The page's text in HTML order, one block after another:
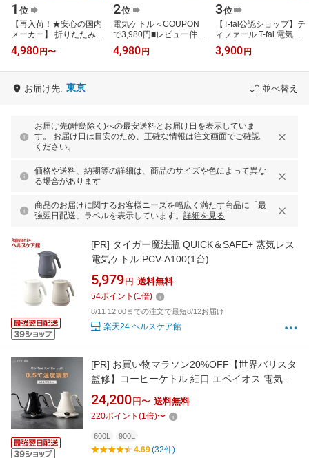
1 位
【再入荷！★安心の国内
メーカー】 折りたたみケ
トル 海外 対応 海外旅行
持ち運び ケトル タビケ
4,980 円〜
2位
電気ケトル＜COUPON
で3,980円■レビュー件数
2300件越えの爆売れ商
品！＞電気ケトル 1.0L 7
4,980 円
3位
【T-fal公認ショップ】テ
ィファール T-fal 電気ケ
トル ジャスティン ロッ
ク 1.2L KO5901JP
3,900 円
お届け先: 東京 並べ替え
お届け先(離島除く)への最安送料とお届け日を表示していま
す。 お届け日は目安のため、正確な情報は注文画面でご確認
ください。
価格や送料、納期等の詳細は、商品のサイズや色によって異な
る場合があります
商品のお届けに関するお客様ニーズを幅広く満たす商品に「最
強翌日配送」ラベルを表示しています。 詳細を見る
[PR] タイガー魔法瓶 QUICK＆SAFE+ 蒸気レス
電気ケトル PCV-A100(1台)
5,979 円 送料無料
54ポイント (1倍)
8/11 12:00までの注文で最短8/12お届け
楽天24 ヘルスケア館
[PR] お買い物マラソン20%OFF【世界バリスタ
監修】コーヒーケトル 細口 エペイオス 電気ケ
トル ドリップケトル 0.5℃単位調整
600ml/900ml 熱感応変色 競技用 ストップウォ
ッチ 保温 空焚き防止 コーヒーポット 高級感 お
しゃれ コンパクト コーヒー愛好家向け LUX
CP005
24,200 円〜 送料無料
220ポイント (1倍)〜
600L 900L
4.69(32件)